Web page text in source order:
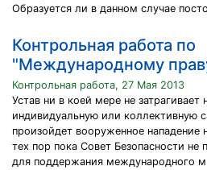
Образуется ли в данном случае
Контрольная работа по
"Международному
Контрольная работа, 27 Мая 2013
Устав ни в коей мере не
индивидуальную или коллективную
произойдет вооруженное нападение
тех пор пока Совет Безопасности
для поддержания международного